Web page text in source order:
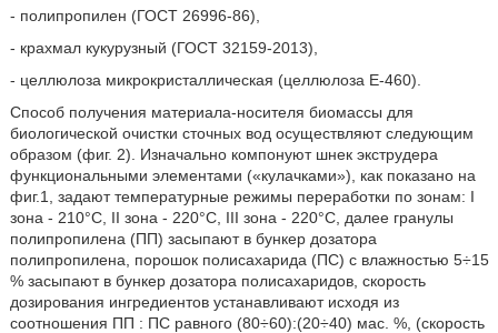
- полипропилен (ГОСТ 26996-86),
- крахмал кукурузный (ГОСТ 32159-2013),
- целлюлоза микрокристаллическая (целлюлоза Е-460).
Способ получения материала-носителя биомассы для
биологической очистки сточных вод осуществляют следующим
образом (фиг. 2). Изначально компонуют шнек экструдера
функциональными элементами («кулачками»), как показано на
фиг.1, задают температурные режимы переработки по зонам: I
зона - 210°С, II зона - 220°С, III зона - 220°С, далее гранулы
полипропилена (ПП) засыпают в бункер дозатора
полипропилена, порошок полисахарида (ПС) с влажностью 5÷15
% засыпают в бункер дозатора полисахаридов, скорость
дозирования ингредиентов устанавливают исходя из
соотношения ПП : ПС равного (80÷60):(20÷40) мас. %, (скорость